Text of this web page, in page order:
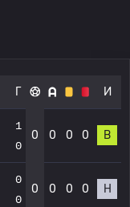
Г И
1
0
0 0 0 0 В
0
0
0 0 0 0 Н